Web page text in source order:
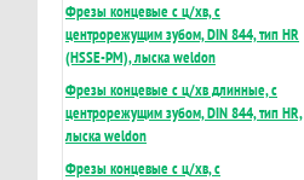
Фрезы концевые с ц/хв, с
центрорежущим зубом, DIN 844, тип HR
(HSSE-PM), лыска weldon
Фрезы концевые с ц/хв длинные, с
центрорежущим зубом, DIN 844, тип HR,
лыска weldon
Фрезы концевые с ц/хв, с